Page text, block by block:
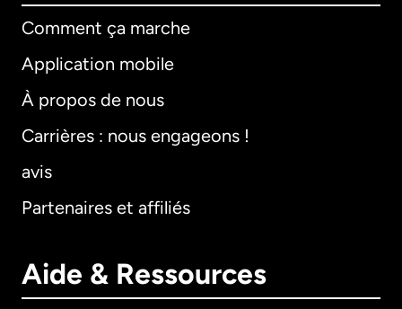
Comment ça marche
Application mobile
À propos de nous
Carrières : nous engageons !
avis
Partenaires et affiliés
Aide & Ressources